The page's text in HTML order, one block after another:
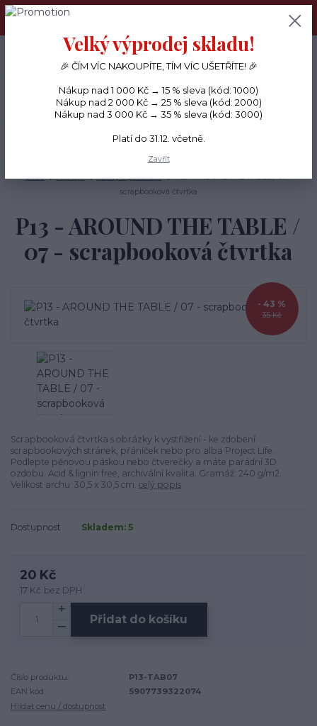
PŘÁNÍČKA a PAPÍROVÉ DÁRKY odesílám každý den, KREATIVNÍ
Menu
CZK
+420 734 380 930
(Po-Ne, 8-20 hod.)
scrapbooková čtvrtka
P13 - AROUND THE TABLE /
07 - scrapbooková čtvrtka
35 Kč
- 43 %
Scrapbooková čtvrtka s obrázky k vystřižení - ke zdobení
scrapbookových stránek, přáníček nebo pro alba Project Life.
Podlepte pěnovou páskou nebo čtverečky a máte parádní 3D
ozdobu. Acid & lignin free, archivální kvalita. Gramáž: 240 g/m2.
Velikost archu: 30,5 x 30,5 cm. celý popis
Dostupnost Skladem: 5
20 Kč
17 Kč bez DPH
Přidat do košíku
Číslo produktu:
P13-TAB07
EAN kód:
5907739322074
Hlídat cenu / dostupnost
Velký výprodej skladu!
🎉 ČÍM VÍC NAKOUPÍTE, TÍM VÍC UŠETŘÍTE! 🎉
Nákup nad 1 000 Kč → 15 % sleva (kód: 1000)
Nákup nad 2 000 Kč → 25 % sleva (kód: 2000)
Nákup nad 3 000 Kč → 35 % sleva (kód: 3000)
Platí do 31.12. včetně.
Zavřít